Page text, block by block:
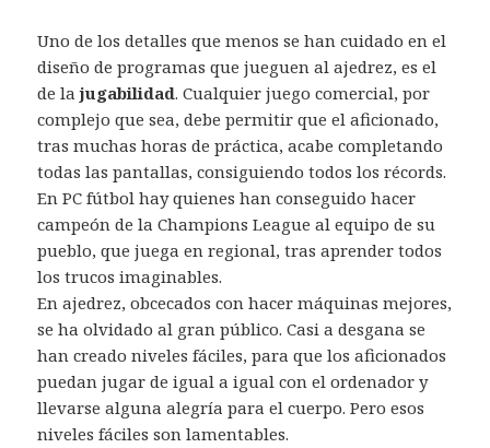
Uno de los detalles que menos se han cuidado en el
diseño de programas que jueguen al ajedrez, es el
de lajugabilidad. Cualquier juego comercial, por
complejo que sea, debe permitir que el aficionado,
tras muchas horas de práctica, acabe completando
todas las pantallas, consiguiendo todos los récords.
En PC fútbol hay quienes han conseguido hacer
campeón de la Champions League al equipo de su
pueblo, que juega en regional, tras aprender todos
los trucos imaginables.
En ajedrez, obcecados con hacer máquinas mejores,
se ha olvidado al gran público. Casi a desgana se
han creado niveles fáciles, para que los aficionados
puedan jugar de igual a igual con el ordenador y
llevarse alguna alegría para el cuerpo. Pero esos
niveles fáciles son lamentables.